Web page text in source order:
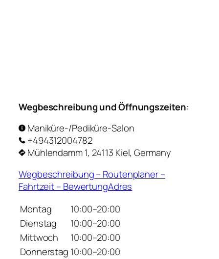
Wegbeschreibung und Öffnungszeiten:
Maniküre-/Pediküre-Salon
+494312004782
Mühlendamm 1, 24113 Kiel, Germany
Wegbeschreibung – Routenplaner –
Fahrtzeit – BewertungAdres
Montag
10:00–20:00
Dienstag
10:00–20:00
Mittwoch
10:00–20:00
Donnerstag 10:00–20:00